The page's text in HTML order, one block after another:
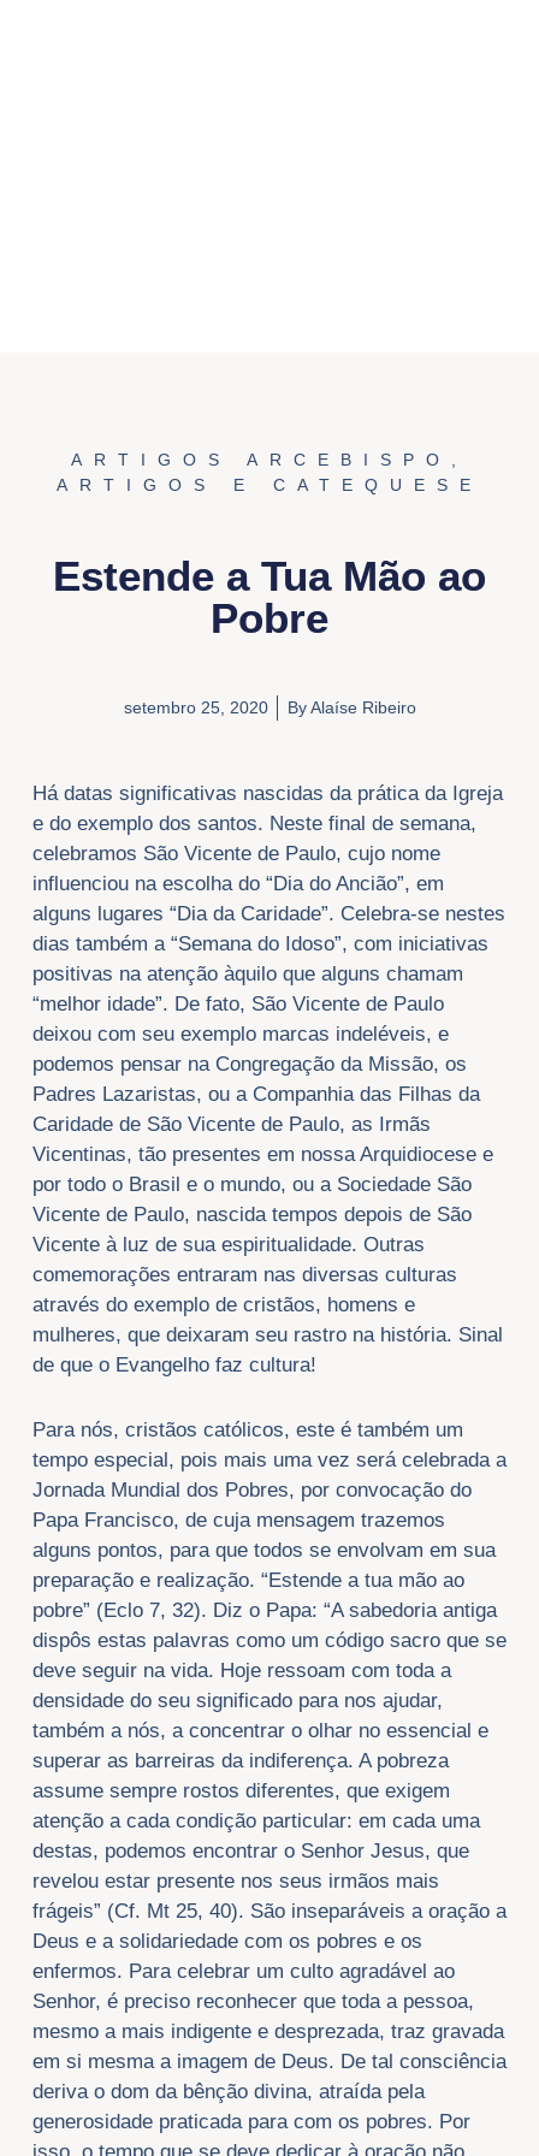
ARTIGOS ARCEBISPO
ARTIGOS E CATEQUESE
Estende a Tua Mão ao
Pobre
setembro 25, 2020 ByAlaíse Ribeiro
Há datas significativas nascidas da prática da Igreja
e do exemplo dos santos. Neste final de semana,
celebramos São Vicente de Paulo, cujo nome
influenciou na escolha do “Dia do Ancião”, em
alguns lugares “Dia da Caridade”. Celebra-se nestes
dias também a “Semana do Idoso”, com iniciativas
positivas na atenção àquilo que alguns chamam
“melhor idade”. De fato, São Vicente de Paulo
deixou com seu exemplo marcas indeléveis, e
podemos pensar na Congregação da Missão, os
Padres Lazaristas, ou a Companhia das Filhas da
Caridade de São Vicente de Paulo, as Irmãs
Vicentinas, tão presentes em nossa Arquidiocese e
por todo o Brasil e o mundo, ou a Sociedade São
Vicente de Paulo, nascida tempos depois de São
Vicente à luz de sua espiritualidade. Outras
comemorações entraram nas diversas culturas
através do exemplo de cristãos, homens e
mulheres, que deixaram seu rastro na história. Sinal
de que o Evangelho faz cultura!
Para nós, cristãos católicos, este é também um
tempo especial, pois mais uma vez será celebrada a
Jornada Mundial dos Pobres, por convocação do
Papa Francisco, de cuja mensagem trazemos
alguns pontos, para que todos se envolvam em sua
preparação e realização. “Estende a tua mão ao
pobre” (Eclo 7, 32). Diz o Papa: “A sabedoria antiga
dispôs estas palavras como um código sacro que se
deve seguir na vida. Hoje ressoam com toda a
densidade do seu significado para nos ajudar,
também a nós, a concentrar o olhar no essencial e
superar as barreiras da indiferença. A pobreza
assume sempre rostos diferentes, que exigem
atenção a cada condição particular: em cada uma
destas, podemos encontrar o Senhor Jesus, que
revelou estar presente nos seus irmãos mais
frágeis” (Cf. Mt 25, 40). São inseparáveis a oração a
Deus e a solidariedade com os pobres e os
enfermos. Para celebrar um culto agradável ao
Senhor, é preciso reconhecer que toda a pessoa,
mesmo a mais indigente e desprezada, traz gravada
em si mesma a imagem de Deus. De tal consciência
deriva o dom da bênção divina, atraída pela
generosidade praticada para com os pobres. Por